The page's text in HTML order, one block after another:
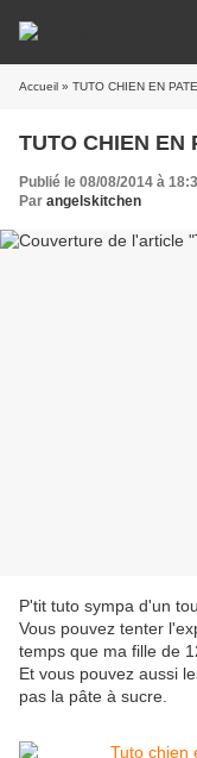
Accueil » TUTO CHIEN EN
TUTO CHIEN EN
Publié le 08/08/2014 à
Par angelskitchen
P'tit tuto sympa d'un
Vous pouvez tenter
temps que ma fille de
Et vous pouvez aussi
pas la pâte à sucre.